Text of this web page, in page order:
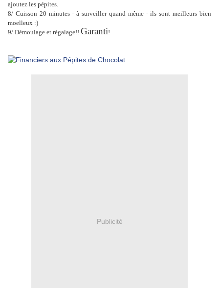
ajoutez les pépites.
8/ Cuisson 20 minutes - à surveiller quand même - ils sont meilleurs bien
moelleux :)
9/ Démoulage et régalage!! Garanti!
Publicité